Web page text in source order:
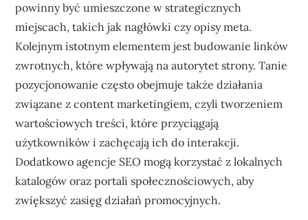
powinny być umieszczone w strategicznych
miejscach, takich jak nagłówki czy opisy meta.
Kolejnym istotnym elementem jest budowanie linków
zwrotnych, które wpływają na autorytet strony. Tanie
pozycjonowanie często obejmuje także działania
związane z content marketingiem, czyli tworzeniem
wartościowych treści, które przyciągają
użytkowników i zachęcają ich do interakcji.
Dodatkowo agencje SEO mogą korzystać z lokalnych
katalogów oraz portali społecznościowych, aby
zwiększyć zasięg działań promocyjnych.